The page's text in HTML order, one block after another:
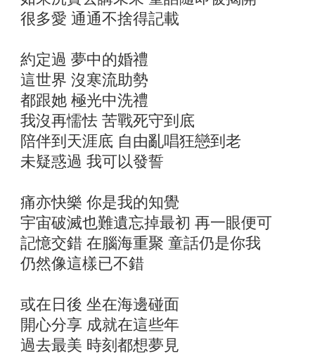
很多愛 通通不捨得記載
約定過 夢中的婚禮
這世界 沒寒流助勢
都跟她 極光中洗禮
我沒再懦怯 苦戰死守到底
陪伴到天涯底 自由亂唱狂戀到老
未疑惑過 我可以發誓
痛亦快樂 你是我的知覺
宇宙破滅也難遺忘掉最初 再一眼便可
記憶交錯 在腦海重聚 童話仍是你我
仍然像這樣已不錯
或在日後 坐在海邊碰面
開心分享 成就在這些年
過去最美 時刻都想夢見